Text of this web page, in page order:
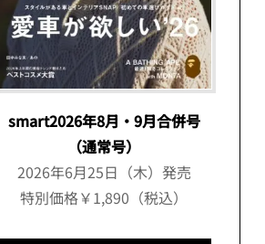
smart2026年8月・9月合併号
（通常号）
2026年6月25日（木）発売
特別価格￥1,890（税込）